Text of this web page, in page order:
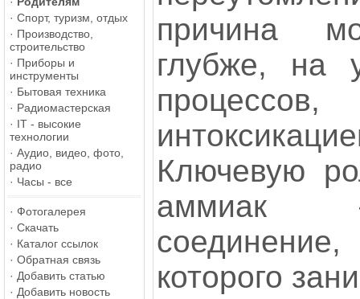
· Спорт, туризм, отдых
· Производство,
строительство
· Приборы и
инструменты
· Бытовая техника
· Радиомастерская
· IT - высокие
технологии
· Аудио, видео, фото,
радио
· Часы - все
· Фотогалерея
· Скачать
· Каталог ссылок
· Обратная связь
· Добавить статью
· Добавить новость
причина
глубже, на
Ключевую
аммиак
соединение,
которого